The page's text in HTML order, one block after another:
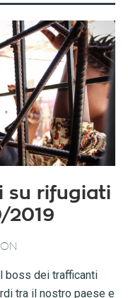
su rifugiati
2019
boss dei trafficanti
tra il nostro paese e